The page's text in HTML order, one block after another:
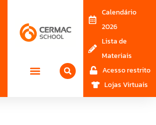
Calendário
2026
Lista de
Materiais
Acesso restrito
Lojas Virtuais